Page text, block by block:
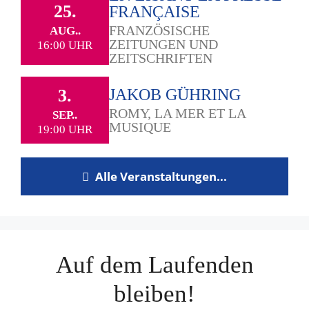
25.
AUG..
16:00 UHR
FRANÇAISE
FRANZÖSISCHE
ZEITUNGEN UND
ZEITSCHRIFTEN
3.
SEP..
19:00 UHR
JAKOB GÜHRING
ROMY, LA MER ET LA
MUSIQUE
Alle Veranstaltungen...
Auf dem Laufenden
bleiben!